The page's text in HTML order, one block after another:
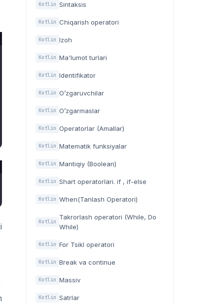
Kotlin Sintaksis
Kotlin Chiqarish operatori
Kotlin Izoh
Kotlin Ma'lumot turlari
Kotlin Identifikator
Kotlin O’zgaruvchilar
Kotlin O’zgarmaslar
Kotlin Operatorlar (Amallar)
Kotlin Matematik funksiyalar
Kotlin Mantiqiy (Boolean)
Kotlin Shart operatorlari. if , if-else
Kotlin When(Tanlash Operatori)
Kotlin
Takrorlash operatori (While, Do
While)
Kotlin For Tsikl operatori
Kotlin Break va continue
Kotlin Massiv
Kotlin Satrlar